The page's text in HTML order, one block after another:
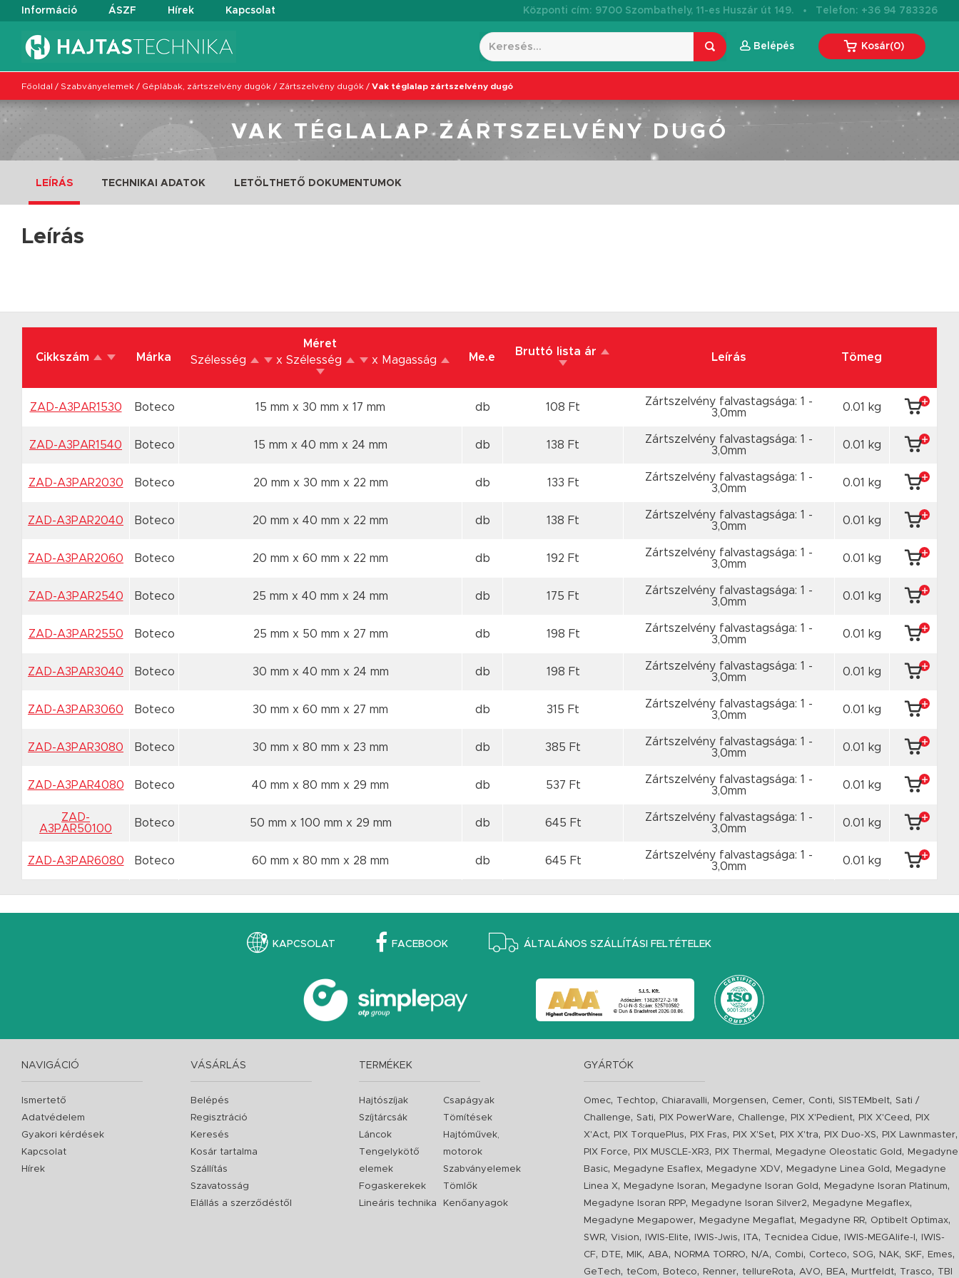
Információ ÁSZF Hírek Kapcsolat Központi cím: 9700 Szombathely, 11-es Huszár út 149. · Telefon: +36 94 783326
Belépés Kosár(0)
Főoldal / Szabványelemek / Géplábak, zártszelvény dugók / Zártszelvény dugók / Vak téglalap zártszelvény dugó
VAK TÉGLALAP ZÁRTSZELVÉNY DUGÓ
LEÍRÁS TECHNIKAI ADATOK LETÖLTHETŐ DOKUMENTUMOK
Leírás
Cikkszám Márka
Méret
Szélesség
x Szélesség x Magasság Me.e Bruttó lista ár Leírás Tömeg
ZAD-A3PAR1530 Boteco 15 mm x 30 mm x 17 mm db 108 Ft
Zártszelvény falvastagsága: 1 -
3,0mm
0.01 kg
ZAD-A3PAR1540 Boteco 15 mm x 40 mm x 24 mm db 138 Ft
Zártszelvény falvastagsága: 1 -
3,0mm
0.01 kg
ZAD-A3PAR2030 Boteco 20 mm x 30 mm x 22 mm db 133 Ft
Zártszelvény falvastagsága: 1 -
3,0mm
0.01 kg
ZAD-A3PAR2040 Boteco 20 mm x 40 mm x 22 mm db 138 Ft
Zártszelvény falvastagsága: 1 -
3,0mm
0.01 kg
ZAD-A3PAR2060 Boteco 20 mm x 60 mm x 22 mm db 192 Ft
Zártszelvény falvastagsága: 1 -
3,0mm
0.01 kg
ZAD-A3PAR2540 Boteco 25 mm x 40 mm x 24 mm db 175 Ft
Zártszelvény falvastagsága: 1 -
3,0mm
0.01 kg
ZAD-A3PAR2550 Boteco 25 mm x 50 mm x 27 mm db 198 Ft
Zártszelvény falvastagsága: 1 -
3,0mm
0.01 kg
ZAD-A3PAR3040 Boteco 30 mm x 40 mm x 24 mm db 198 Ft
Zártszelvény falvastagsága: 1 -
3,0mm
0.01 kg
ZAD-A3PAR3060 Boteco 30 mm x 60 mm x 27 mm db 315 Ft
Zártszelvény falvastagsága: 1 -
3,0mm
0.01 kg
ZAD-A3PAR3080 Boteco 30 mm x 80 mm x 23 mm db 385 Ft
Zártszelvény falvastagsága: 1 -
3,0mm
0.01 kg
ZAD-A3PAR4080 Boteco 40 mm x 80 mm x 29 mm db 537 Ft
Zártszelvény falvastagsága: 1 -
3,0mm
0.01 kg
ZAD-
A3PAR50100
Boteco 50 mm x 100 mm x 29 mm db 645 Ft
Zártszelvény falvastagsága: 1 -
3,0mm
0.01 kg
ZAD-A3PAR6080 Boteco 60 mm x 80 mm x 28 mm db 645 Ft
Zártszelvény falvastagsága: 1 -
3,0mm
0.01 kg
KAPCSOLAT FACEBOOK ÁLTALÁNOS SZÁLLÍTÁSI FELTÉTELEK
NAVIGÁCIÓ
Ismertető
Adatvédelem
Gyakori kérdések
Kapcsolat
Hírek
VÁSÁRLÁS
Belépés
Regisztráció
Keresés
Kosár tartalma
Szállítás
Szavatosság
Elállás a szerződéstől
TERMÉKEK
Hajtószíjak
Szíjtárcsák
Láncok
Tengelykötő
elemek
Fogaskerekek
Lineáris technika
Csapágyak
Tömítések
Hajtóművek,
motorok
Szabványelemek
Tömlők
Kenőanyagok
GYÁRTÓK
Omec, Techtop, Chiaravalli, Morgensen, Cemer, Conti,SISTEMbelt,Sati /
Challenge,Sati, PIX PowerWare, Challenge, PIX X'Pedient, PIX X'Ceed ,
PIX
X'Act, PIX TorquePlus, PIX Fras, PIX X'Set, PIX X'tra, PIX Duo-XS, PIX Lawnmaster,
PIX Force, PIX MUSCLE-XR3, PIX Thermal , Megadyne Oleostatic Gold ,
Megadyne
Basic, Megadyne Esaflex, Megadyne XDV, Megadyne Linea Gold ,
Megadyne
Linea X, Megadyne Isoran, Megadyne Isoran Gold , Megadyne Isoran Platinum,
Megadyne Isoran RPP, Megadyne Isoran Silver2, Megadyne Megaflex,
Megadyne Megapower, Megadyne Megaflat, Megadyne RR, Optibelt Optimax,
SWR,Vision, IWIS-Elite, IWIS-Jwis, ITA, Tecnidea Cidue, IWIS-MEGAlife-I ,
IWIS-
CF, DTE, MIK, ABA, NORMA TORRO, N/A, Combi, Corteco,SOG, NAK,SKF, Emes,
GeTech, teCom, Boteco, Renner, tellureRota, AVO, BEA, Murtfeldt, Trasco, TBI